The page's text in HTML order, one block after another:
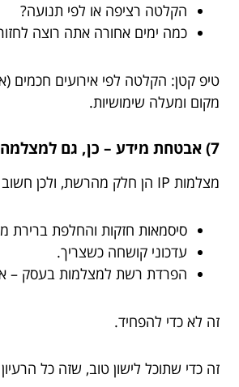
הקלטה רציפה או לפי תנועה?
כמה ימים אחורה אתה רוצה
טיפ קטן: הקלטה לפי אירועים חכמים
מקום ומעלה שימושיות.
7) אבטחת מידע – כן, גם למצלמה יש ״דלת״
מצלמות IP הן חלק מהרשת, ולכן חשוב להגדיר אותן נכון.
סיסמאות חזקות והחלפת ברירת
עדכוני קושחה כשצריך.
הפרדת רשת למצלמות בעסק –
זה לא כדי להפחיד.
זה כדי שתוכל לישון טוב, שזה כל